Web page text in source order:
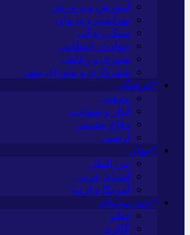
آموزش و پرورش
بهداشت و درمان
سبک زندگی
حوادث، انتظامی
شهری و رفاهی
شهرداری و شورای شهر
*فرهنگی
مذهبی
ایثار و شهادت
دفاع مقدس
اربعین
*جهان
بین الملل
آسیای غربی
آمریکا و اروپا
*چندرسانه‌ای
فیلم
گالری